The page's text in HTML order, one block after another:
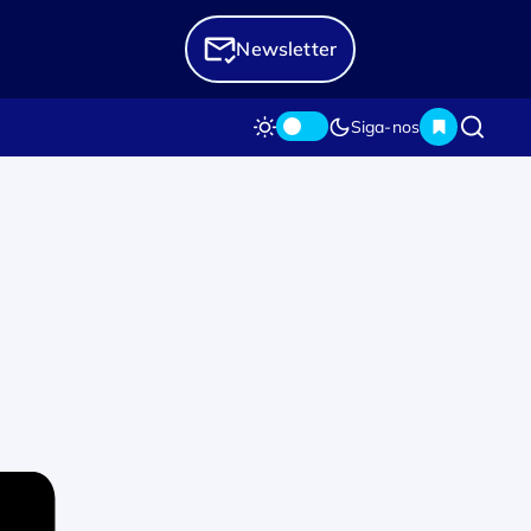
Newsletter
Siga-nos